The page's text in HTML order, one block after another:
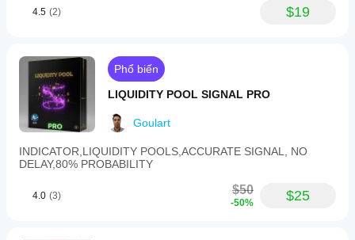
4.5 (2) $19
Phổ biến
LIQUIDITY POOL SIGNAL PRO
Goulart
INDICATOR,LIQUIDITY POOLS,ACCURATE SIGNAL, NO
DELAY,80% PROBABILITY
4.0 (3) $50
-50% $25